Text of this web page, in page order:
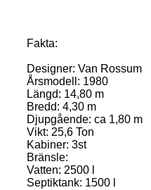
Fakta:
Designer: Van Rossum
Årsmodell: 1980
Längd: 14,80 m
Bredd: 4,30 m
Djupgående: ca 1,80 m
Vikt: 25,6 Ton
Kabiner: 3st
Bränsle:
Vatten: 2500 l
Septiktank: 1500 l